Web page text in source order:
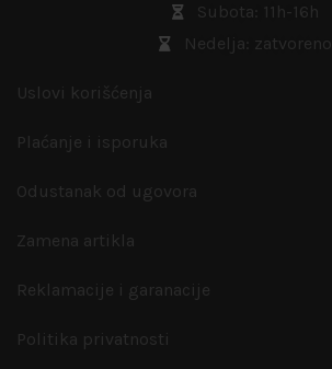
Subota: 11h-16h
Nedelja: zatvoreno
Uslovi korišćenja
Plaćanje i isporuka
Odustanak od ugovora
Zamena artikla
Reklamacije i garanacije
Politika privatnosti